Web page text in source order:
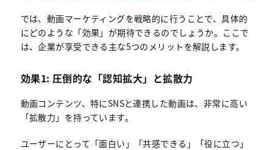
では、動画マーケティングを戦略的に行うことで、具体的
にどのような「効果」が期待できるのでしょうか。ここで
は、企業が享受できる主な5つのメリットを解説します。
効果1: 圧倒的な「認知拡大」と拡散力
動画コンテンツ、特にSNSと連携した動画は、非常に高い
「拡散力」を持っています。
ユーザーにとって「面白い」「共感できる」「役に立つ」